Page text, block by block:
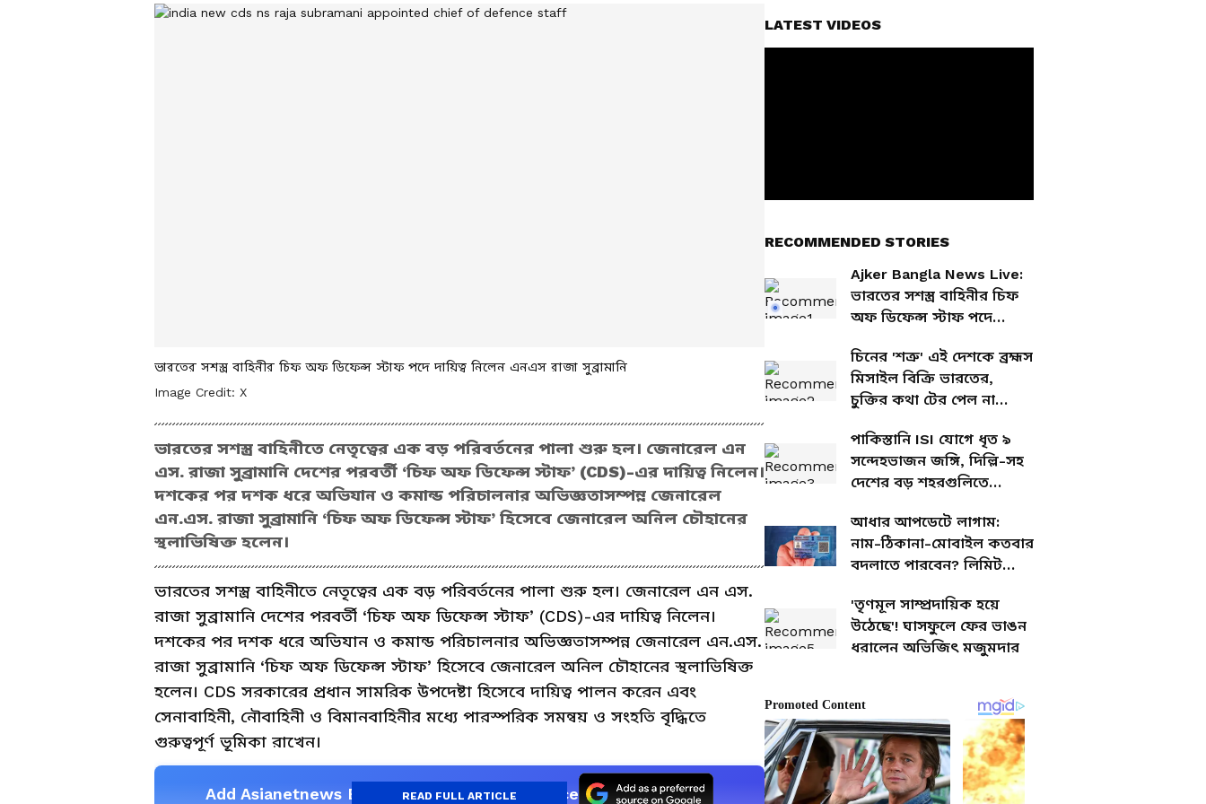
ভারতের সশস্ত্র বাহিনীর চিফ অফ ডিফেন্স স্টাফ পদে দায়িত্ব নিলেন এনএস রাজা সুব্রামানি
Image Credit: X
ভারতের সশস্ত্র বাহিনীতে নেতৃত্বের এক বড় পরিবর্তনের পালা শুরু হল। জেনারেল এন
এস. রাজা সুব্রামানি দেশের পরবর্তী ‘চিফ অফ ডিফেন্স স্টাফ’ (CDS)-এর দায়িত্ব নিলেন।
দশকের পর দশক ধরে অভিযান ও কমান্ড পরিচালনার অভিজ্ঞতাসম্পন্ন জেনারেল
এন.এস. রাজা সুব্রামানি ‘চিফ অফ ডিফেন্স স্টাফ’ হিসেবে জেনারেল অনিল চৌহানের
স্থলাভিষিক্ত হলেন।
ভারতের সশস্ত্র বাহিনীতে নেতৃত্বের এক বড় পরিবর্তনের পালা শুরু হল। জেনারেল এন এস.
রাজা সুব্রামানি দেশের পরবর্তী ‘চিফ অফ ডিফেন্স স্টাফ’ (CDS)-এর দায়িত্ব নিলেন।
দশকের পর দশক ধরে অভিযান ও কমান্ড পরিচালনার অভিজ্ঞতাসম্পন্ন জেনারেল এন.এস.
রাজা সুব্রামানি ‘চিফ অফ ডিফেন্স স্টাফ’ হিসেবে জেনারেল অনিল চৌহানের স্থলাভিষিক্ত
হলেন। CDS সরকারের প্রধান সামরিক উপদেষ্টা হিসেবে দায়িত্ব পালন করেন এবং
সেনাবাহিনী, নৌবাহিনী ও বিমানবাহিনীর মধ্যে পারস্পরিক সমন্বয় ও সংহতি বৃদ্ধিতে
গুরুত্বপূর্ণ ভূমিকা রাখেন।
Add Asianetnews Bangla as a Preferred Source
READ FULL ARTICLE
LATEST VIDEOS
RECOMMENDED STORIES
Ajker Bangla News Live:
ভারতের সশস্ত্র বাহিনীর চিফ
অফ ডিফেন্স স্টাফ পদে
সুব্রামানি
চিনের 'শত্রু' এই দেশকে ব্রহ্মস
মিসাইল বিক্রি ভারতের,
চুক্তির কথা টের পেল না
পাকিস্তানি ISI যোগে ধৃত ৯
সন্দেহভাজন জঙ্গি, দিল্লি-সহ
দেশের বড় শহরগুলিতে
আধার আপডেটে লাগাম:
নাম-ঠিকানা-মোবাইল কতবার
বদলাতে পারবেন? লিমিট
'তৃণমূল সাম্প্রদায়িক হয়ে
উঠেছে'! ঘাসফুলে ফের ভাঙন
ধরালেন অভিজিৎ মজুমদার